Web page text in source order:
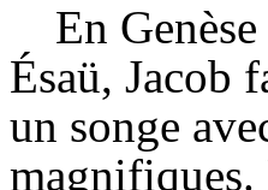
En
Ésaü, Jacob
un songe
magnifiques.